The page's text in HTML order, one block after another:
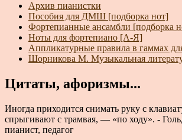
Архив пианистки
Пособия для ДМШ [подборка нот]
Фортепианные ансамбли [подборка
Ноты для фортепиано [А-Я]
Аппликатурные правила в гаммах
Шорникова М. Музыкальная
Цитаты, афоризмы...
Иногда приходится снимать руку с
спрыгивают с трамвая, — «по ходу». -
пианист, педагог